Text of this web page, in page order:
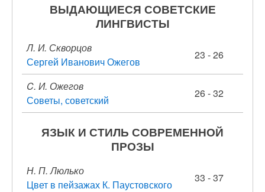
ВЫДАЮЩИЕСЯ СОВЕТСКИЕ
ЛИНГВИСТЫ
Л. И. Скворцов
Сергей Иванович Ожегов
23 - 26
C. И. Ожегов
Советы, советский
26 - 32
ЯЗЫК И СТИЛЬ СОВРЕМЕННОЙ
ПРОЗЫ
Н. П. Люлько
Цвет в пейзажах К. Паустовского
33 - 37